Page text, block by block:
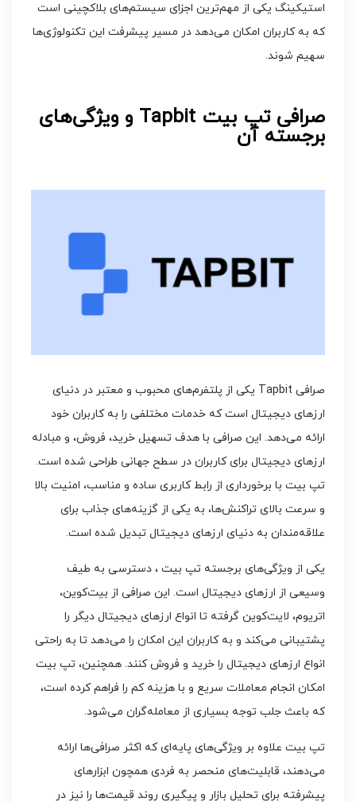
استیکینگ یکی از مهم‌ترین اجزای سیستم‌های بلاکچینی است
که به کاربران امکان می‌دهد در مسیر پیشرفت این تکنولوژی‌ها
سهیم شوند.
صرافی تپ بیت Tapbit و ویژگی‌های
برجسته آن
صرافی Tapbit یکی از پلتفرم‌های محبوب و معتبر در دنیای
ارزهای دیجیتال است که خدمات مختلفی را به کاربران خود
ارائه می‌دهد. این صرافی با هدف تسهیل خرید، فروش، و مبادله
ارزهای دیجیتال برای کاربران در سطح جهانی طراحی شده است.
تپ بیت با برخورداری از رابط کاربری ساده و مناسب، امنیت بالا
و سرعت بالای تراکنش‌ها، به یکی از گزینه‌های جذاب برای
علاقه‌مندان به دنیای ارزهای دیجیتال تبدیل شده است.
یکی از ویژگی‌های برجسته تپ بیت ، دسترسی به طیف
وسیعی از ارزهای دیجیتال است. این صرافی از بیت‌کوین،
اتریوم، لایت‌کوین گرفته تا انواع ارزهای دیجیتال دیگر را
پشتیبانی می‌کند و به کاربران این امکان را می‌دهد تا به راحتی
انواع ارزهای دیجیتال را خرید و فروش کنند. همچنین، تپ بیت
امکان انجام معاملات سریع و با هزینه کم را فراهم کرده است،
که باعث جلب توجه بسیاری از معامله‌گران می‌شود.
تپ بیت علاوه بر ویژگی‌های پایه‌ای که اکثر صرافی‌ها ارائه
می‌دهند، قابلیت‌های منحصر به فردی همچون ابزارهای
پیشرفته برای تحلیل بازار و پیگیری روند قیمت‌ها را نیز در